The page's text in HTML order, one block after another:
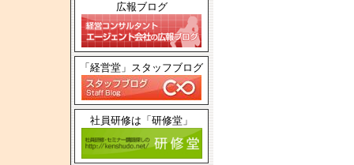
広報ブログ
「経営堂」スタッフブログ
社員研修は「研修堂」